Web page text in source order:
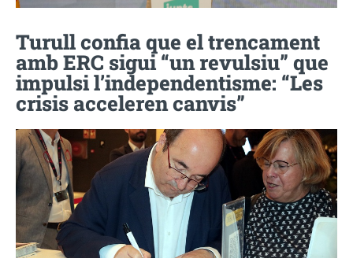
Turull confia que el trencament
amb ERC sigui “un revulsiu” que
impulsi l’independentisme: “Les
crisis acceleren canvis”